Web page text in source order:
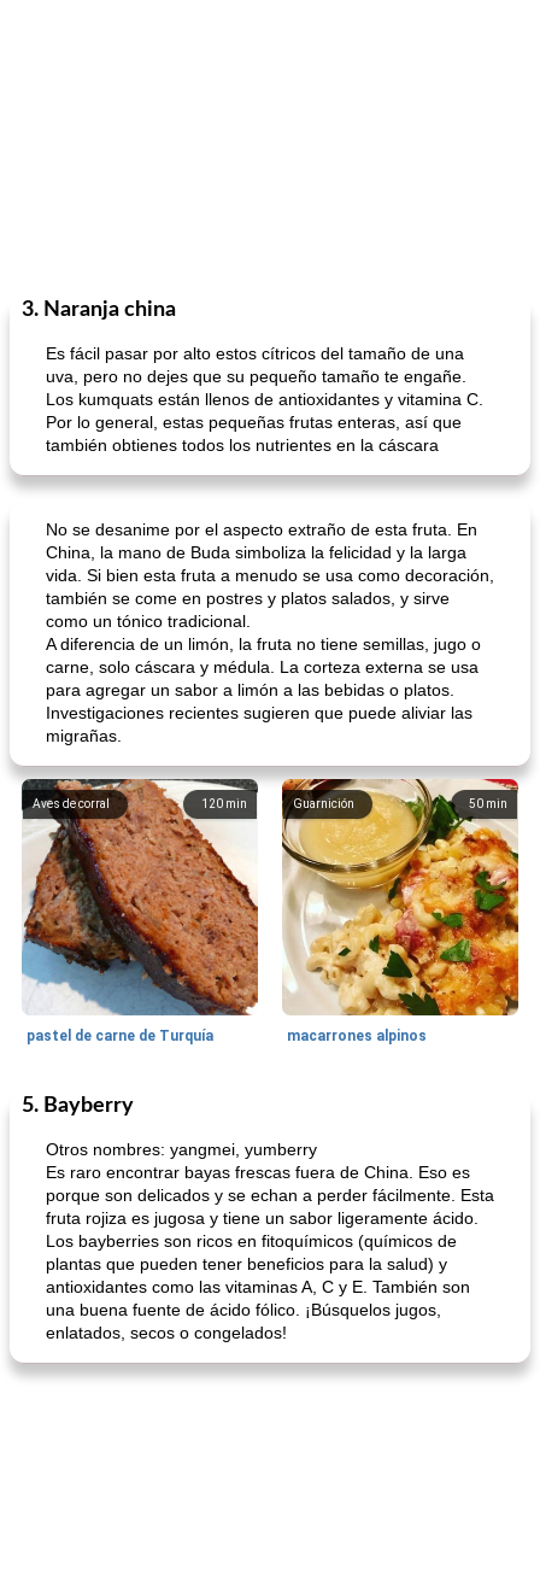
3. Naranja china
Es fácil pasar por alto estos cítricos del tamaño de una
uva, pero no dejes que su pequeño tamaño te engañe.
Los kumquats están llenos de antioxidantes y vitamina C.
Por lo general, estas pequeñas frutas enteras, así que
también obtienes todos los nutrientes en la cáscara
No se desanime por el aspecto extraño de esta fruta. En
China, la mano de Buda simboliza la felicidad y la larga
vida. Si bien esta fruta a menudo se usa como decoración,
también se come en postres y platos salados, y sirve
como un tónico tradicional.
A diferencia de un limón, la fruta no tiene semillas, jugo o
carne, solo cáscara y médula. La corteza externa se usa
para agregar un sabor a limón a las bebidas o platos.
Investigaciones recientes sugieren que puede aliviar las
migrañas.
120 min
Aves de corral
pastel de carne de Turquía
50 min
Guarnición
macarrones alpinos
Cocina del mundo
mochi fácil
5. Bayberry
Otros nombres: yangmei, yumberry
Es raro encontrar bayas frescas fuera de China. Eso es
porque son delicados y se echan a perder fácilmente. Esta
fruta rojiza es jugosa y tiene un sabor ligeramente ácido.
Los bayberries son ricos en fitoquímicos (químicos de
plantas que pueden tener beneficios para la salud) y
antioxidantes como las vitaminas A, C y E. También son
una buena fuente de ácido fólico. ¡Búsquelos jugos,
enlatados, secos o congelados!